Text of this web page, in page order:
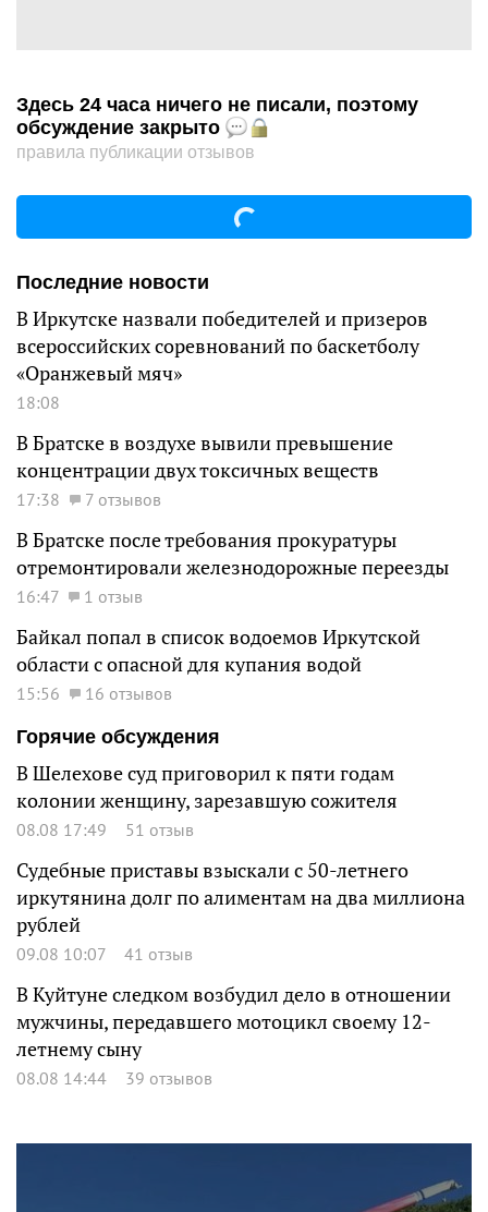
Здесь 24 часа ничего не писали, поэтому
обсуждение закрыто
правила публикации отзывов
Последние новости
В Иркутске назвали победителей и призеров
всероссийских соревнований по баскетболу
«Оранжевый мяч»
18:08
В Братске в воздухе вывили превышение
концентрации двух токсичных веществ
17:38 7 отзывов
В Братске после требования прокуратуры
отремонтировали железнодорожные переезды
16:47 1 отзыв
Байкал попал в список водоемов Иркутской
области с опасной для купания водой
15:56
16 отзывов
Горячие обсуждения
В Шелехове суд приговорил к пяти годам
колонии женщину, зарезавшую сожителя
08.08 17:49 51 отзыв
Судебные приставы взыскали с 50-летнего
иркутянина долг по алиментам на два миллиона
рублей
09.08 10:07 41 отзыв
В Куйтуне следком возбудил дело в отношении
мужчины, передавшего мотоцикл своему 12-
летнему сыну
08.08 14:44 39 отзывов